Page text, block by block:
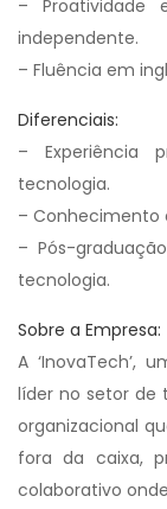
– Proatividade
independente.
– Fluência em
Diferenciais:
– Experiência
tecnologia.
– Conhecimento
– Pós-
tecnologia.
Sobre a Empresa:
A ‘InovaTech’,
líder no setor de
organizacional
fora da caixa,
colaborativo